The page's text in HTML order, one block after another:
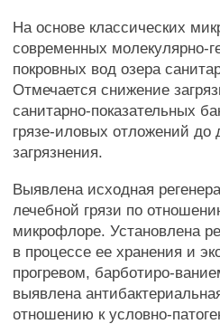
На основе классических
современных молекулярно-
покровных вод озера
Отмечается снижение
санитарно-показательных
грязе-иловых отложений до
загрязнения.
Выявлена исходная
лечебной грязи по
микрофлоре. Установлена
в процессе ее хранения и
прогревом, барботиро-
выявлена
отношению к условно-